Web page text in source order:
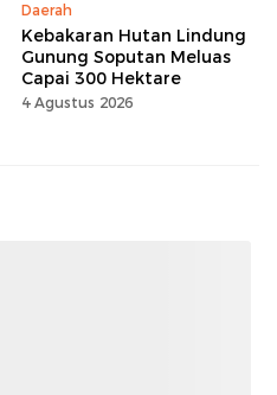
Daerah
Kebakaran Hutan Lindung
Gunung Soputan Meluas
Capai 300 Hektare
4 Agustus 2026